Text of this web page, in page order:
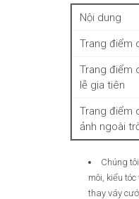
Nội dung
Trang điểm
Trang điểm
lễ gia tiên
Trang điểm
ảnh ngoài
Chúng
môi, kiểu
thay váy